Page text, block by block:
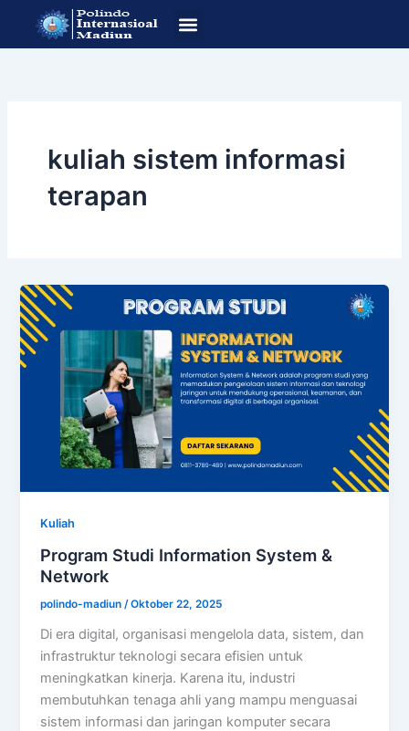
konten
kuliah sistem informasi
terapan
Kuliah
Program Studi Information System &
Network
polindo-madiun /Oktober 22, 2025
Di era digital, organisasi mengelola data, sistem, dan
infrastruktur teknologi secara efisien untuk
meningkatkan kinerja. Karena itu, industri
membutuhkan tenaga ahli yang mampu menguasai
sistem informasi dan jaringan komputer secara